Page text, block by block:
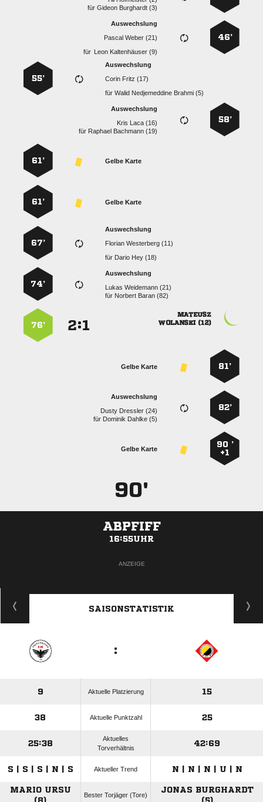
für  
46’
Auswechslung
  
für   
Auswechslung
  
für   
55’
58’
Auswechslung
  
für   
Gelbe Karte
61’
Gelbe Karte
61’
Auswechslung
  
für   
67’
Auswechslung
  
für   
74’

 
:
76’
81’
Gelbe Karte
82’
Auswechslung
  
für   
90 ’
+1
Gelbe Karte
90'
ABPFIFF
16:55UHR
ANZEIGE
SAISONSTATISTIK
:
9 Aktuelle Platzierung 15
38 Aktuelle Punktzahl 25
25:38
Aktuelles
Torverhältnis
42:69
S | S | S | N | S Aktueller Trend N | N | N | U | N
MARIO URSU
(8)
Bester Torjäger (Tore)
JONAS BURGHARDT
(5)